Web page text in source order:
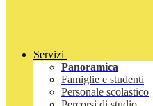
Servizi
Panoramica
Famiglie e studenti
Personale scolastico